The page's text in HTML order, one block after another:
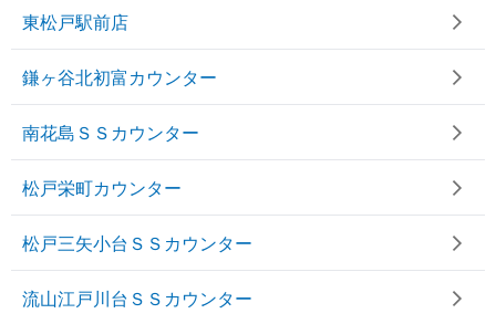
東松戸駅前店
鎌ヶ谷北初富カウンター
南花島ＳＳカウンター
松戸栄町カウンター
松戸三矢小台ＳＳカウンター
流山江戸川台ＳＳカウンター